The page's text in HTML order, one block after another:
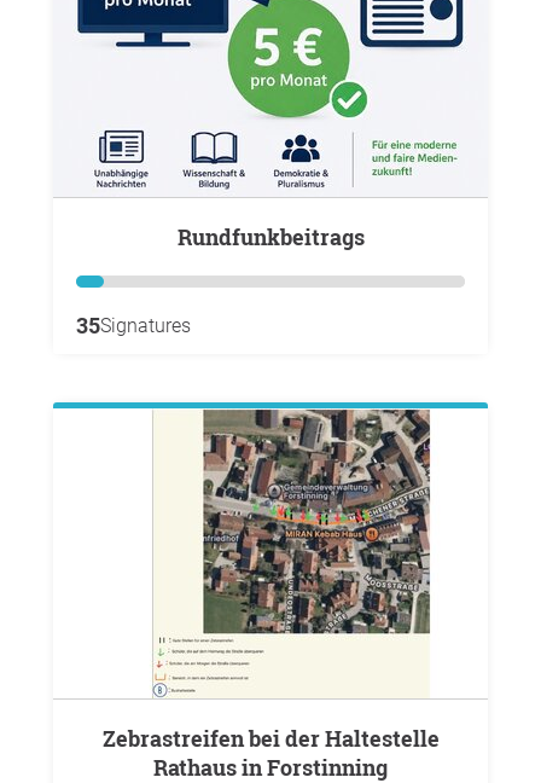
Rundfunkbeitrags
35Signatures
Zebrastreifen bei der Haltestelle
Rathaus in Forstinning